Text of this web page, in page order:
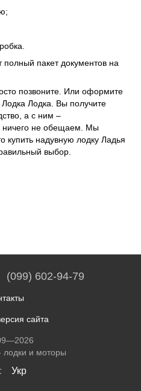
пакет документов на
позвоните. Или оформите
Лодка Лодка. Вы получите
а с ним –
не обещаем. Мы
купить надувную лодку Ладья
выбор.
(099) 602-94-79
сайта
лодки и моторы
Укр